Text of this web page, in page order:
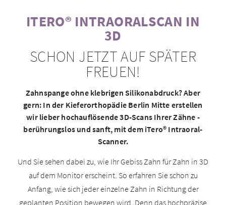
ITERO® INTRAORALSCAN IN
3D
SCHON JETZT AUF SPÄTER
FREUEN!
Zahnspange ohne klebrigen Silikonabdruck? Aber
gern: In der Kieferorthopädie Berlin Mitte erstellen
wir lieber hochauflösende 3D-Scans Ihrer Zähne -
berührungslos und sanft, mit dem iTero® Intraoral-
Scanner.
Und Sie sehen dabei zu, wie Ihr Gebiss Zahn für Zahn in 3D
auf dem Monitor erscheint. So erfahren Sie schon zu
Anfang, wie sich jeder einzelne Zahn in Richtung der
geplanten Position bewegen wird. Denn das hochpräzise